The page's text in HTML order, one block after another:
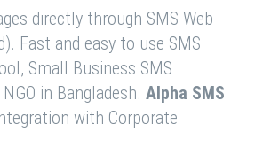
directly through SMS Web
Fast and easy to use SMS
Small Business SMS
in Bangladesh. Alpha SMS
with Corporate